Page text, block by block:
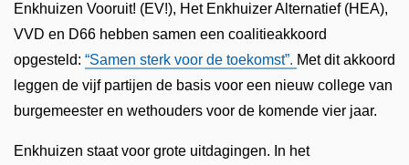
Enkhuizen Vooruit! (EV!), Het Enkhuizer Alternatief (HEA),
VVD en D66 hebben samen een coalitieakkoord
opgesteld: “Samen sterk voor de toekomst”. Met dit akkoord
leggen de vijf partijen de basis voor een nieuw college van
burgemeester en wethouders voor de komende vier jaar.
Enkhuizen staat voor grote uitdagingen. In het